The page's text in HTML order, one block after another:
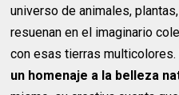
universo de animales,
resuenan en el imaginario
con esas tierras multicolores.
un homenaje a la belleza